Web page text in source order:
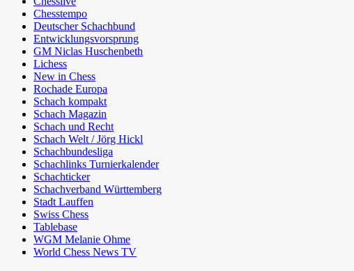
Chesstempo
Deutscher Schachbund
Entwicklungsvorsprung
GM Niclas Huschenbeth
Lichess
New in Chess
Rochade Europa
Schach kompakt
Schach Magazin
Schach und Recht
Schach Welt / Jörg Hickl
Schachbundesliga
Schachlinks Turnierkalender
Schachticker
Schachverband Württemberg
Stadt Lauffen
Swiss Chess
Tablebase
WGM Melanie Ohme
World Chess News TV